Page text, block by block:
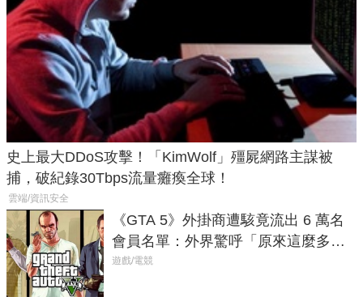
史上最大DDoS攻擊！「KimWolf」殭屍網路主謀被
捕，破紀錄30Tbps流量癱瘓全球！
雲端/資訊安全
《GTA 5》外掛商遭駭竟流出 6 萬名
會員名單：外界驚呼「原來這麼多人
在開掛！」
遊戲/電競